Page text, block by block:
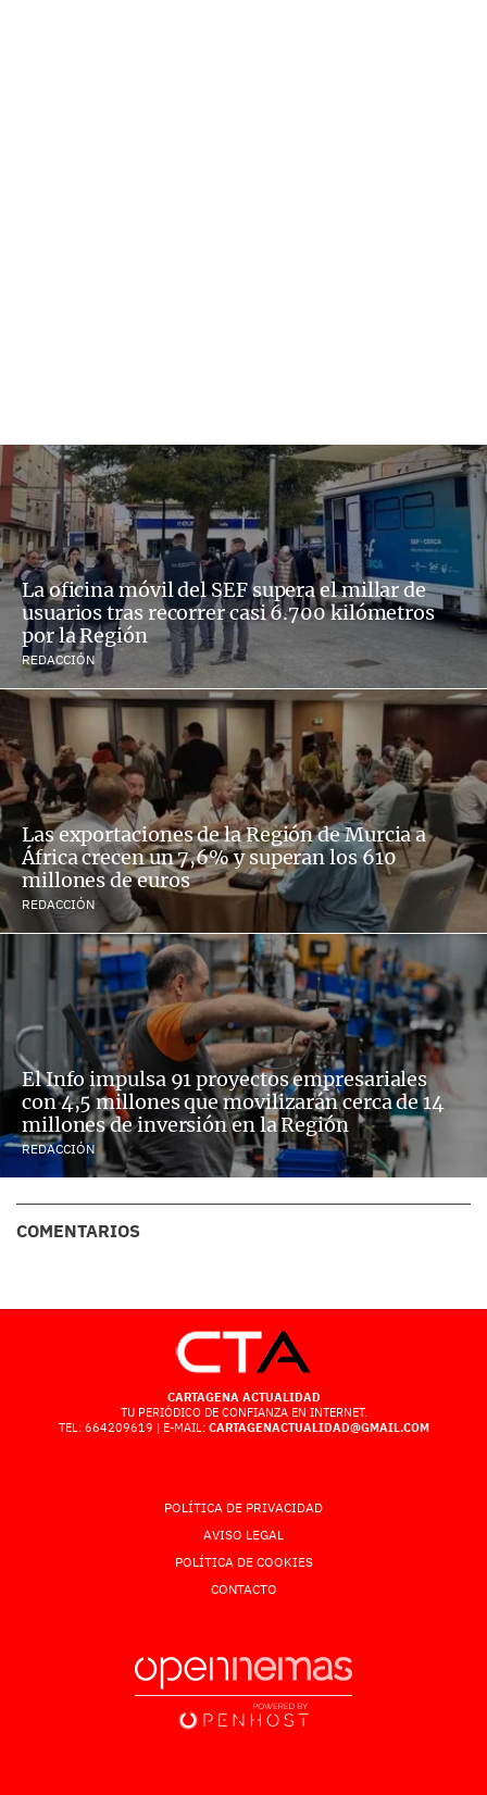
La oficina móvil del SEF supera el millar de
usuarios tras recorrer casi 6.700 kilómetros
por la Región
REDACCIÓN
Las exportaciones de la Región de Murcia a
África crecen un 7,6% y superan los 610
millones de euros
REDACCIÓN
El Info impulsa 91 proyectos empresariales
con 4,5 millones que movilizarán cerca de 14
millones de inversión en la Región
REDACCIÓN
COMENTARIOS
CARTAGENA ACTUALIDAD
TU PERIÓDICO DE CONFIANZA EN INTERNET.
TEL: 664209619 | E-MAIL: CARTAGENACTUALIDAD@GMAIL.COM
POLÍTICA DE PRIVACIDAD
AVISO LEGAL
POLÍTICA DE COOKIES
CONTACTO